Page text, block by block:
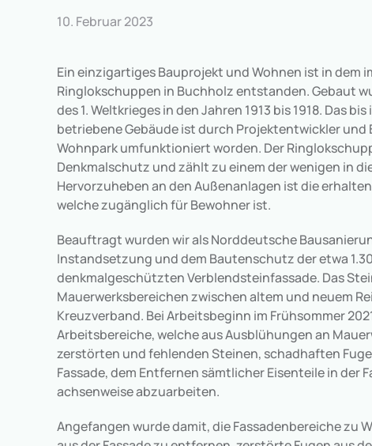
10. Februar 2023
Ein einzigartiges Bauprojekt und Wohnen ist in dem
Ringlokschuppen in Buchholz entstanden. Gebaut
des 1. Weltkrieges in den Jahren 1913 bis 1918. Das
betriebene Gebäude ist durch Projektentwickler und
Wohnpark umfunktioniert worden. Der
Denkmalschutz und zählt zu einem der wenigen in
Hervorzuheben an den Außenanlagen ist die
welche zugänglich für Bewohner ist.
Beauftragt wurden wir als Norddeutsche
Instandsetzung und dem Bautenschutz der etwa
denkmalgeschützten Verblendsteinfassade. Das
Mauerwerksbereichen zwischen altem und neuem
Kreuzverband. Bei Arbeitsbeginn im Frühsommer
Arbeitsbereiche, welche aus Ausblühungen an
zerstörten und fehlenden Steinen, schadhaften
Fassade, dem Entfernen sämtlicher Eisenteile in der
achsenweise abzuarbeiten.
Angefangen wurde damit, die Fassadenbereiche zu